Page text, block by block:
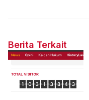
Berita Terkait